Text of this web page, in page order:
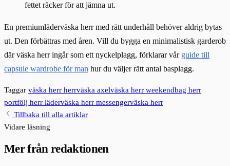
fettet räcker för att jämna ut.
En premiumläderväska herr med rätt underhåll behöver aldrig bytas
ut. Den förbättras med åren. Vill du bygga en minimalistisk garderob
där väska herr ingår som ett nyckelplagg, förklarar vår guide till
capsule wardrobe för man hur du väljer rätt antal basplagg.
Taggar väska herr herrväska axelväska herr weekendbag herr
portfölj herr läderväska herr messengerväska herr
Tillbaka till alla artiklar
Vidare läsning
Mer från redaktionen